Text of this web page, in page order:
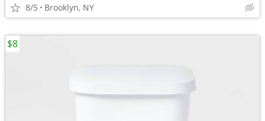
8/5 Brooklyn, NY
$8